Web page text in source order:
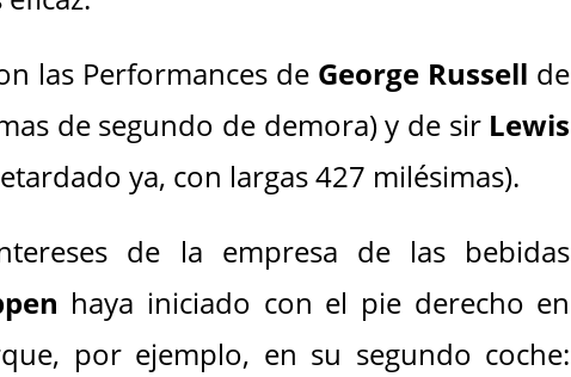
las Performances de George Russell de
de segundo de demora) y de sir Lewis
ya, con largas 427 milésimas).
de la empresa de las bebidas
haya iniciado con el pie derecho en
por ejemplo, en su segundo coche: